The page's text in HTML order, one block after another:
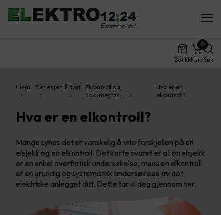
ButikkKurv
0
Søk
Hjem Tjenester Privat
Elkontroll og
dokumentas…
Hva er en
elkontroll?
Hva er en elkontroll?
Mange synes det er vanskelig å vite forskjellen på en
elsjekk og en elkontroll. Det korte svaret er at en elsjekk
er en enkel overflatisk undersøkelse, mens en elkontroll
er en grundig og systematisk undersøkelse av det
elektriske anlegget ditt. Dette tar vi deg gjennom her.